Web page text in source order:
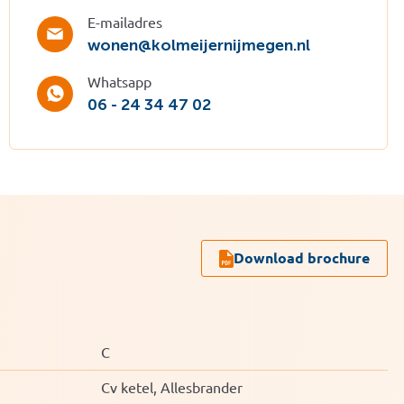
E-mailadres
wonen@kolmeijernijmegen.nl
Whatsapp
06 - 24 34 47 02
Download brochure
C
Cv ketel, Allesbrander